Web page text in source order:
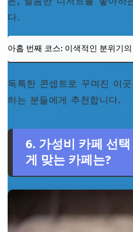
다.
아홉 번째 코스: 이색적인 분위기의
독특한 콘셉트로 꾸며진 이
하는 분들에게 추천합니다.
6. 가성비 카페 선택
게 맞는 카페는?